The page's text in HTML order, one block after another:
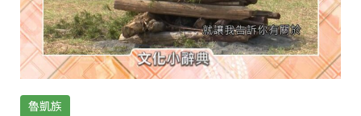
魯凱族